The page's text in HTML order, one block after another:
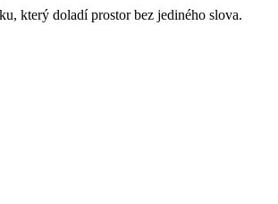
který doladí prostor bez jediného slova.